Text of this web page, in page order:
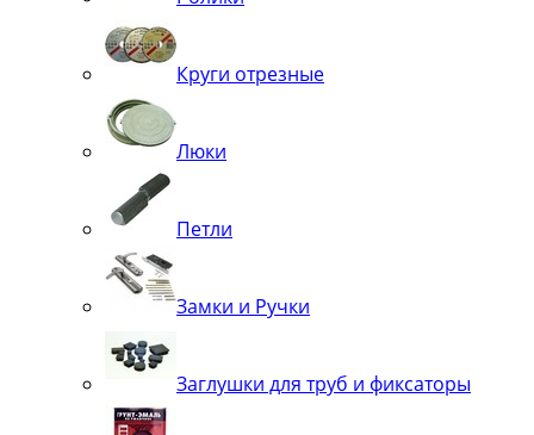
Круги отрезные
Люки
Петли
Замки и Ручки
Заглушки для труб и фиксаторы